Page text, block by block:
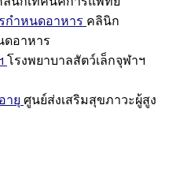
กำหนดอาหาร คลินิก
ดอาหาร
โรงพยาบาลสัตว์เล็กจุฬาฯ
ายุ ศูนย์ส่งเสริมสุขภาวะผู้สูง